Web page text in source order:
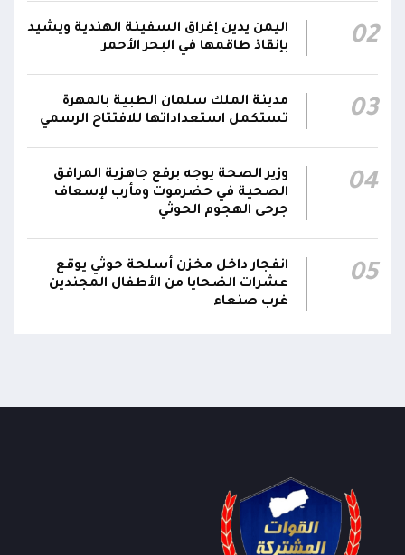
00:26
الفريق أول ركن طارق صالح يعزي في اتصالين
هاتفيين قائدي الفرقتين الأولى والثالثة طوارئ في
استشهاد عدد من الأبطال بالهجوم الحوثي الغادر
اللجنة الأمنية بحضرموت تدين هجوم مليشيا
الحوثي على القوات المسلحة وتؤكد استمرار
والاستقرار
23:05
جدد #المكتب_السياسي تمسكه بمواصلة النضال
واستعادة العاصمة صنعاء وإنهاء الانقلاب
02
اليمن يدين إغراق السفينة الهندية ويشيد
بإنقاذ طاقمها في البحر الأحمر
03
مدينة الملك سلمان الطبية بالمهرة
تستكمل استعداداتها للافتتاح الرسمي
04
وزير الصحة يوجه برفع جاهزية المرافق
الصحية في حضرموت ومأرب لإسعاف
جرحى الهجوم الحوثي
05
انفجار داخل مخزن أسلحة حوثي يوقع
عشرات الضحايا من الأطفال المجندين
غرب صنعاء